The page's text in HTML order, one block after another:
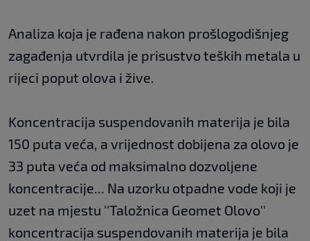
Analiza koja je rađena nakon prošlogodišnjeg
zagađenja utvrdila je prisustvo teških metala u
rijeci poput olova i žive.
Koncentracija suspendovanih materija je bila
150 puta veća, a vrijednost dobijena za olovo je
33 puta veća od maksimalno dozvoljene
koncentracije... Na uzorku otpadne vode koji je
uzet na mjestu ''Taložnica Geomet Olovo''
koncentracija suspendovanih materija je bila